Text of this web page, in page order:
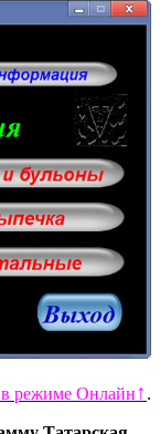
в режиме Онлайн↑ .